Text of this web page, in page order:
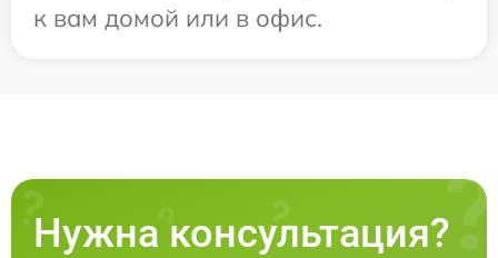
к вам домой или в офис.
Нужна консультация?